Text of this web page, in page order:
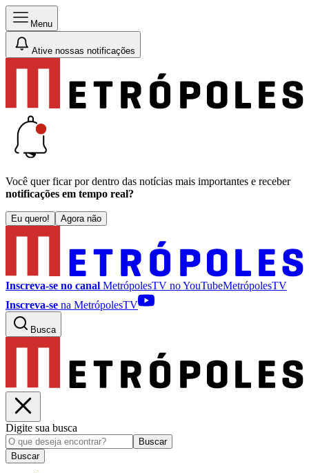
Menu
Ative nossas notificações
Você quer ficar por dentro das notícias mais importantes e receber
notificações em tempo real?
Eu quero! Agora não
Inscreva-se no canal MetrópolesTV noYouTubeMetrópolesTV
Inscreva-se na MetrópolesTV
Busca
Digite sua busca
Buscar
Buscar